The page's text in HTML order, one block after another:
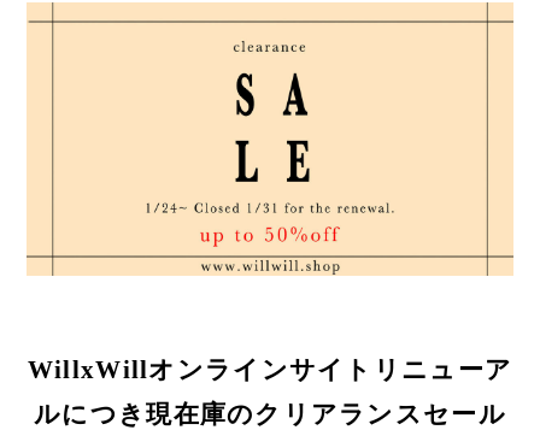
WillxWillオンラインサイトリニューア
ルにつき現在庫のクリアランスセール